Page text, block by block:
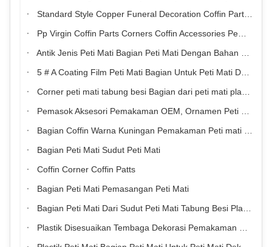
Standard Style Copper Funeral Decoration Coffin Parts Untuk Casket corner
Pp Virgin Coffin Parts Corners Coffin Accessories Pemasok Gaya Amerika
Antik Jenis Peti Mati Bagian Peti Mati Dengan Bahan Plastik PP ABS
5 # A Coating Film Peti Mati Bagian Untuk Peti Mati Dan Dekorasi Peti Mati
Corner peti mati tabung besi Bagian dari peti mati plastik warna emas
Pemasok Aksesori Pemakaman OEM, Ornamen Peti Desain Khusus
Bagian Coffin Warna Kuningan Pemakaman Peti mati Dekorasi Sun Dan Pola Bintang PP Bahan Baru
Bagian Peti Mati Sudut Peti Mati
Coffin Corner Coffin Patts
Bagian Peti Mati Pemasangan Peti Mati
Bagian Peti Mati Dari Sudut Peti Mati Tabung Besi Plastik Emas
Plastik Disesuaikan Tembaga Dekorasi Pemakaman Coffin Parts Untuk Peti Kemas